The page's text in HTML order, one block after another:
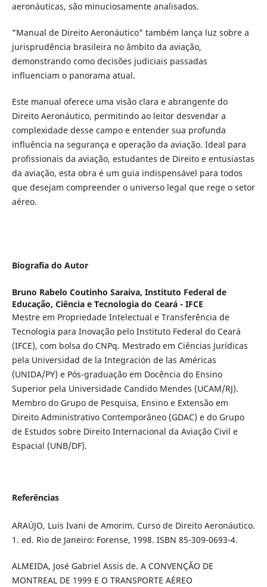
aeronáuticas, são minuciosamente analisados.
"Manual de Direito Aeronáutico" também lança luz sobre a
jurisprudência brasileira no âmbito da aviação,
demonstrando como decisões judiciais passadas
influenciam o panorama atual.
Este manual oferece uma visão clara e abrangente do
Direito Aeronáutico, permitindo ao leitor desvendar a
complexidade desse campo e entender sua profunda
influência na segurança e operação da aviação. Ideal para
profissionais da aviação, estudantes de Direito e entusiastas
da aviação, esta obra é um guia indispensável para todos
que desejam compreender o universo legal que rege o setor
aéreo.
Biografia do Autor
Bruno Rabelo Coutinho Saraiva, Instituto Federal de
Educação, Ciência e Tecnologia do Ceará - IFCE
Mestre em Propriedade Intelectual e Transferência de
Tecnologia para Inovação pelo Instituto Federal do Ceará
(IFCE), com bolsa do CNPq. Mestrado em Ciências Jurídicas
pela Universidad de la Integración de las Américas
(UNIDA/PY) e Pós-graduação em Docência do Ensino
Superior pela Universidade Candido Mendes (UCAM/RJ).
Membro do Grupo de Pesquisa, Ensino e Extensão em
Direito Administrativo Contemporâneo (GDAC) e do Grupo
de Estudos sobre Direito Internacional da Aviação Civil e
Espacial (UNB/DF).
Referências
ARAÚJO, Luis Ivani de Amorim. Curso de Direito Aeronáutico.
1. ed. Rio de Janeiro: Forense, 1998. ISBN 85-309-0693-4.
ALMEIDA, José Gabriel Assis de. A CONVENÇÃO DE
MONTREAL DE 1999 E O TRANSPORTE AÉREO